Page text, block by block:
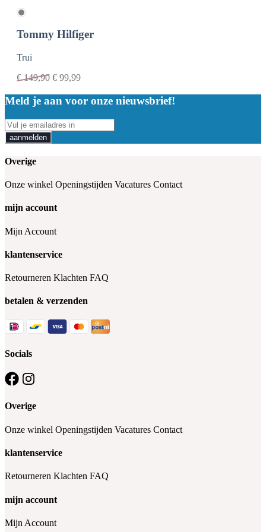
Tommy Hilfiger
Trui
€149,90 € 99,99
Meld je aan voor onze nieuwsbrief!
aanmelden
Overige
Onze winkel Openingstijden Vacatures Contact
mijn account
Mijn Account
klantenservice
Retourneren Klachten FAQ
betalen & verzenden
Socials
Overige
Onze winkel Openingstijden Vacatures Contact
klantenservice
Retourneren Klachten FAQ
mijn account
Mijn Account